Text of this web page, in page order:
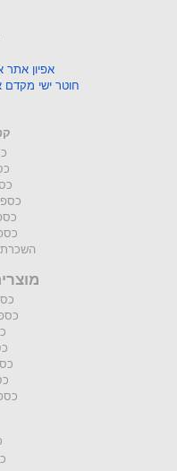
אפיון אתר
חוטר ישי מקדם
השכרת